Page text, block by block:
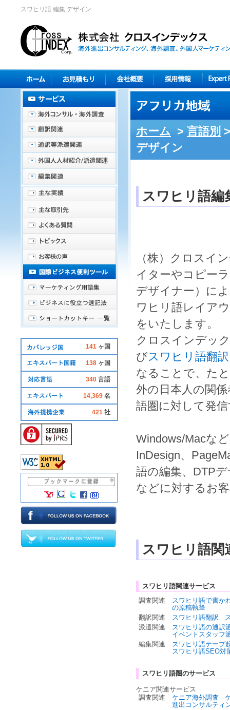
スワヒリ語 編集 デザイン
ホーム > 言語別
デザイン
スワヒリ語編
（株）クロスイ
イターや コピー
デザイナー ）に
ワヒリ語レイア
をいたします。
クロスインデッ
びスワヒリ語翻訳
なることで、た
外の日本人の関
語圏 に対して発
Windows/Macな
InDesign、
語の編集、 DTP
などに対するお
スワヒリ語関
スワヒリ語関連サービス
調査関連
スワヒリ語で書か
の原稿執筆
翻訳関連
スワヒリ語翻訳
派遣関連
スワヒリ語の通訳
イベントスタッフ
編集関連
スワヒリ語テープ
スワヒリ語SEO対
スワヒリ語圏のサービス
ケニア関連サービス
調査関連
ケニア海外調査
進出コンサルティ
141 ヶ国
138 ヶ国
340 言語
14,369 名
421 社